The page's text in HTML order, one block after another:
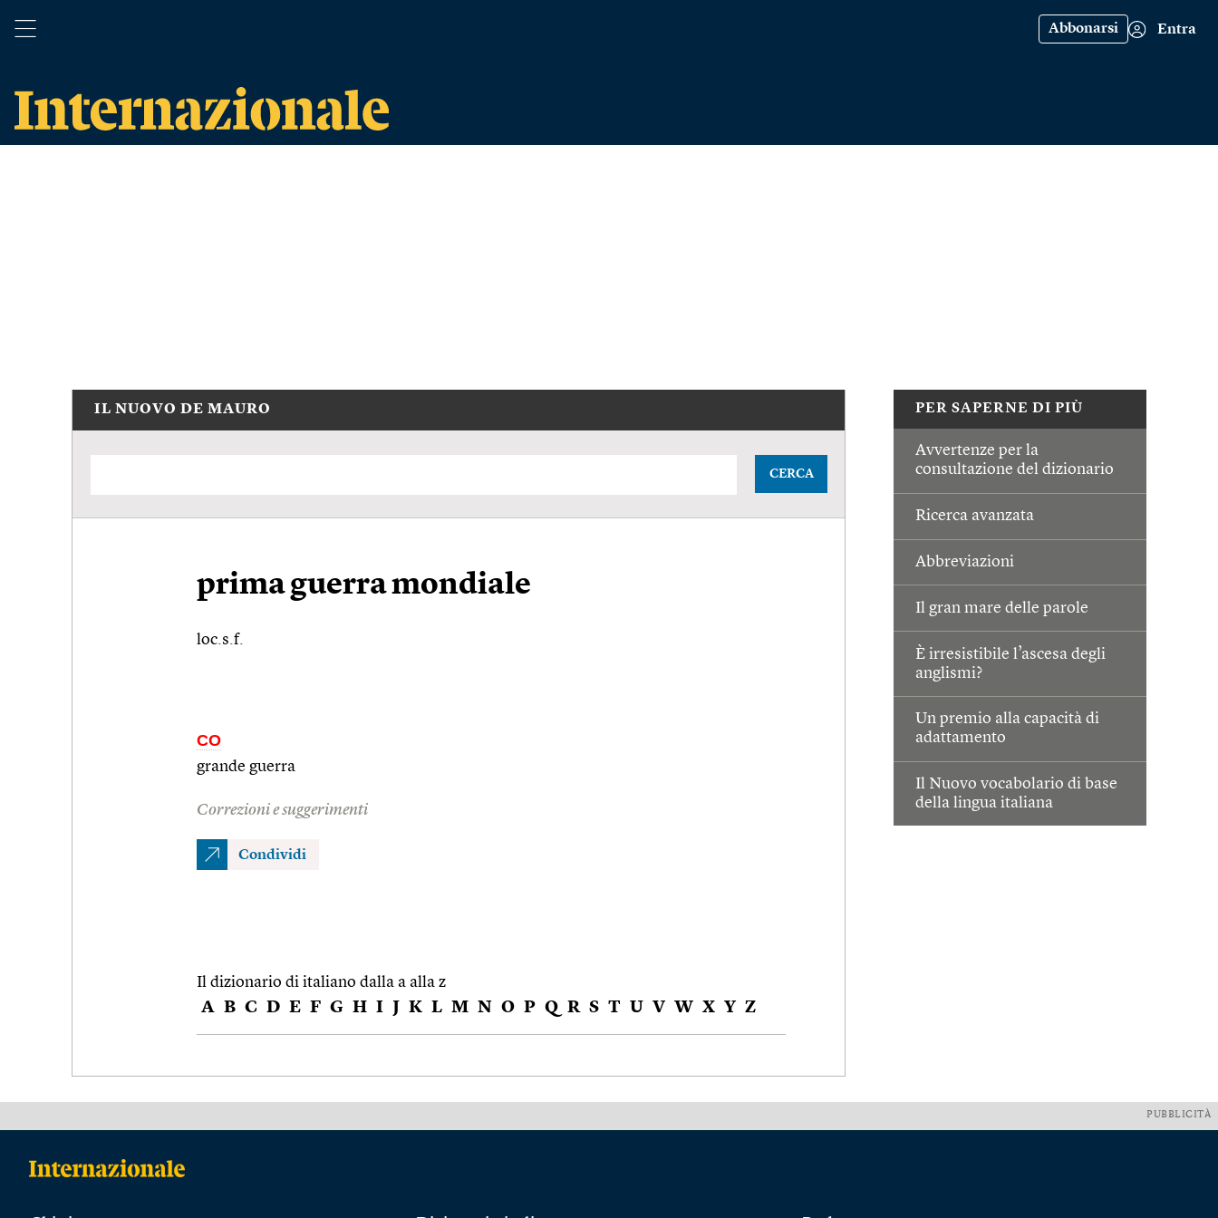
Abbonarsi Entra
PER SAPERNE DI PIÙ
Avvertenze per la
consultazione del dizionario
Ricerca avanzata
Abbreviazioni
Il gran mare delle parole
È irresistibile l’ascesa degli
anglismi?
Un premio alla capacità di
adattamento
Il Nuovo vocabolario di base
della lingua italiana
IL NUOVO DE MAURO
CERCA
prima guerra mondiale
loc.s.f.
CO
grande guerra
Correzioni e suggerimenti
Condividi
Il dizionario di italiano dalla a alla z
A B C D E F G H I J K L M N O P Q R S T U V W X Y Z
PUBBLICITÀ